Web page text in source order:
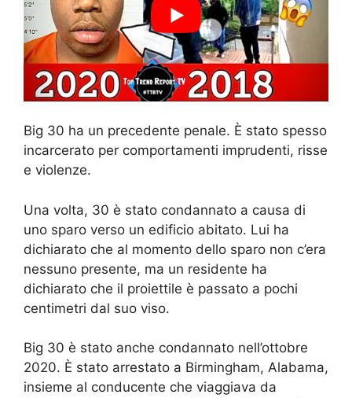
Big 30 ha un precedente penale. È stato spesso
incarcerato per comportamenti imprudenti, risse
e violenze.
Una volta, 30 è stato condannato a causa di
uno sparo verso un edificio abitato. Lui ha
dichiarato che al momento dello sparo non c’era
nessuno presente, ma un residente ha
dichiarato che il proiettile è passato a pochi
centimetri dal suo viso.
Big 30 è stato anche condannato nell’ottobre
2020. È stato arrestato a Birmingham, Alabama,
insieme al conducente che viaggiava da